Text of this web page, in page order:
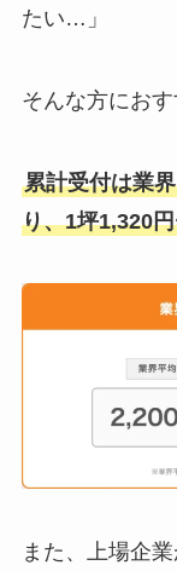
たい…」
そんな方におす
累計受付は業
り、1坪1,320
また、上場企